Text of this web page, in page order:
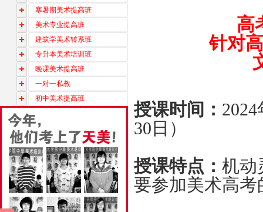
寒暑期美术提高班
美术专业提高班
建筑学美术转系班
专升本美术培训班
晚课美术提高班
一对一私教
初中美术提高班
高
针对
授课时间：
30日）
授课特点： 机动
要参加美术高考